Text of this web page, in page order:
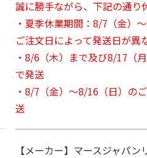
誠に勝手ながら、下記の通り
・夏季休業期間：8/7（金）～
ご注文日によって発送日が異
・8/6（木）まで及び8/17（
で発送
・8/7（金）～8/16（日）の
送
【メーカー】マースジャパン